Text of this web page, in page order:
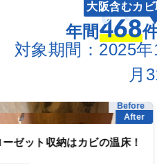
大阪含むカ
年間468
対象期間：2025
月
Before
After
ト収納はカビの温床！